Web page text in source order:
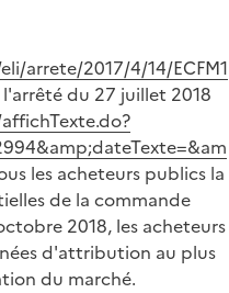
arrete/2017/4/14/ECFM1
du 27 juillet 2018
les acheteurs publics la
de la commande
2018, les acheteurs
d'attribution au plus
du marché.